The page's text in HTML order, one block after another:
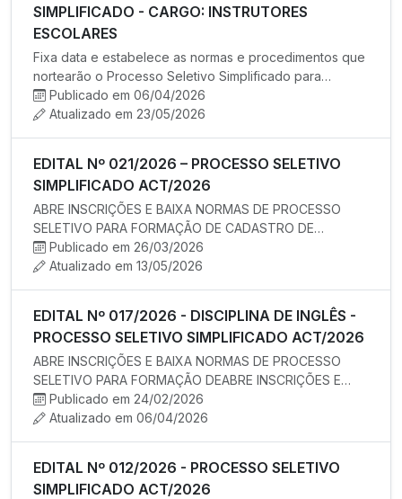
SIMPLIFICADO - CARGO: INSTRUTORES
ESCOLARES
Fixa data e estabelece as normas e procedimentos que
nortearão o Processo Seletivo Simplificado para
contratação Instrut…
Publicado em 06/04/2026
Atualizado em 23/05/2026
EDITAL Nº 021/2026 – PROCESSO SELETIVO
SIMPLIFICADO ACT/2026
ABRE INSCRIÇÕES E BAIXA NORMAS DE PROCESSO
SELETIVO PARA FORMAÇÃO DE CADASTRO DE
RESERVA PARA EVENTUAL CONTRATAÇÃO TEMPO…
Publicado em 26/03/2026
Atualizado em 13/05/2026
EDITAL Nº 017/2026 - DISCIPLINA DE INGLÊS -
PROCESSO SELETIVO SIMPLIFICADO ACT/2026
ABRE INSCRIÇÕES E BAIXA NORMAS DE PROCESSO
SELETIVO PARA FORMAÇÃO DEABRE INSCRIÇÕES E
BAIXA NORMAS DE PROCESSO SELETIVO …
Publicado em 24/02/2026
Atualizado em 06/04/2026
EDITAL Nº 012/2026 - PROCESSO SELETIVO
SIMPLIFICADO ACT/2026